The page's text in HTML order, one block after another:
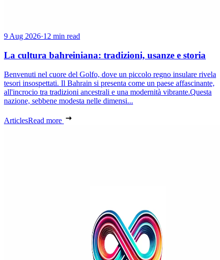
9 Aug 2026·12 min read
La cultura bahreiniana: tradizioni, usanze e storia
Benvenuti nel cuore del Golfo, dove un piccolo regno insulare rivela
tesori insospettati. Il Bahrain si presenta come un paese affascinante,
all'incrocio tra tradizioni ancestrali e una modernità vibrante.Questa
nazione, sebbene modesta nelle dimensi...
ArticlesRead more